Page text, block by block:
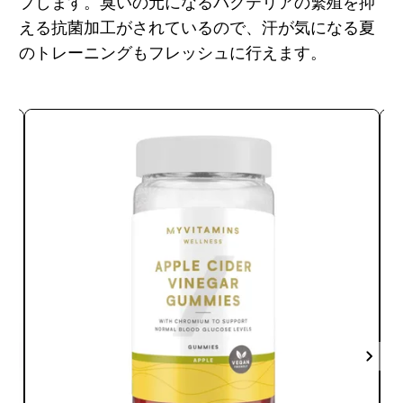
える抗菌加工がされているので、汗が気になる夏
のトレーニングもフレッシュに行えます。